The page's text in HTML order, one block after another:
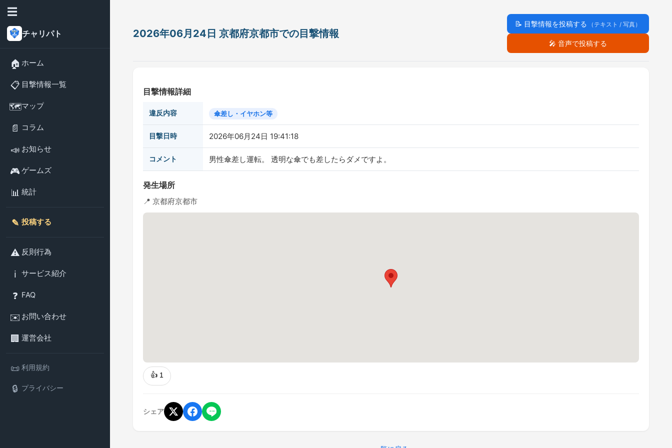
☰
チャリパト
🏠 ホーム
📋 目撃情報一覧
🗺️マップ
📄 コラム
📣 お知らせ
🎮 ゲームズ
📊 統計
✎️ 投稿する
⚠️ 反則行為
ℹ️ サービス紹介
❓ FAQ
✉️ お問い合わせ
🏢 運営会社
📜 利用規約
🔒 プライバシー
2026年06月24日 京都府京都市での目撃情報
📝 目撃情報を投稿する （テキスト / 写真）
🎤 音声で投稿する
目撃情報詳細
違反内容 傘差し・イヤホン等
目撃日時 2026年06月24日 19:41:18
コメント 男性傘差し運転。 透明な傘でも差したらダメですよ。
発生場所
📍 京都府京都市
👍 1
シェア